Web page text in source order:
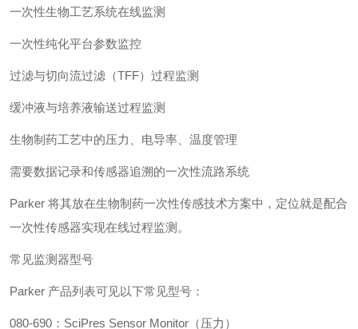
一次性生物工艺系统在线监测
一次性纯化平台参数监控
过滤与切向流过滤（TFF）过程监测
缓冲液与培养液输送过程监测
生物制药工艺中的压力、电导率、温度管理
需要数据记录和传感器追溯的一次性流路系统
Parker 将其放在生物制药一次性传感技术方案中，定位就是配合
一次性传感器实现在线过程监测。
常见监测器型号
Parker 产品列表可见以下常见型号：
080-690：SciPres Sensor Monitor（压力）